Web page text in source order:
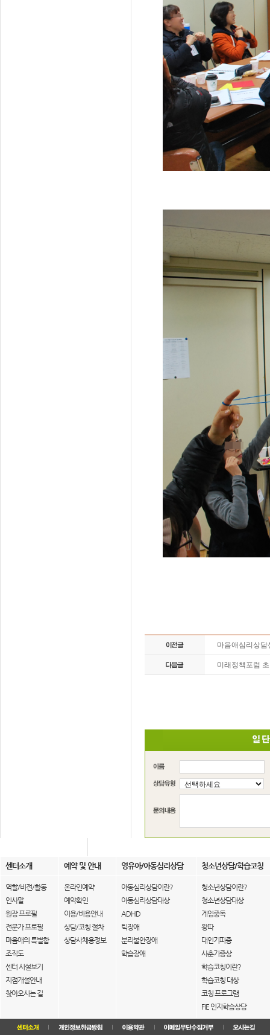
마음애심리상
미래정책포럼
센터소개 예약 및 안내 영유아/아동심리상담 청소년상담/학습코칭
역할/비전/활동
인사말
원장 프로필
전문가 프로필
마음애의 특별함
조직도
센터 시설보기
지점개설안내
찾아오시는 길
온라인예약
예약확인
이용/비용안내
상담/코칭 절차
상담사채용정보
아동심리상담이란?
아동심리상담대상
ADHD
틱장애
분리불안장애
학습장애
청소년상담이란?
청소년상담대상
게임중독
왕따
대인기피증
사춘기증상
학습코칭이란?
학습코칭 대상
코칭 프로그램
FIE 인지학습상담